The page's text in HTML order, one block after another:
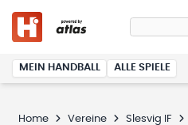
MEIN HANDBALL ALLE SPIELE
Home Vereine Slesvig IF